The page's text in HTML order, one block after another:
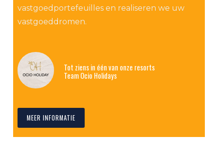
vastgoedportefeuilles en realiseren we uw
vastgoeddromen.
Tot ziens in één van onze resorts
Team Ocio Holidays
MEER INFORMATIE